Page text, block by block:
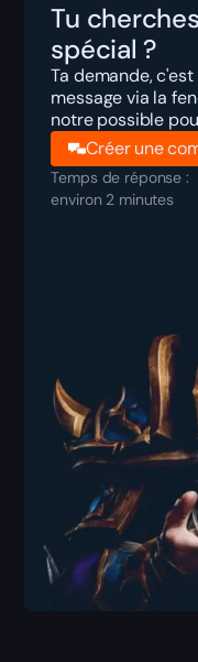
Tu
spécial ?
Ta demande,
message via la
notre possible
Créer une
Temps de réponse :
environ 2 minutes